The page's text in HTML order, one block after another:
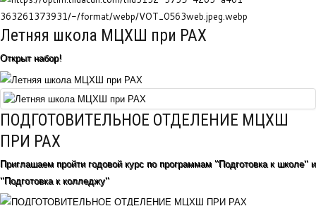
Школа
Детская Художественная школа
Поступающим
Подготовка
Образование
Доп. образование
Летняя школа МЦХШ при РАХ
Открыт набор!
ПОДГОТОВИТЕЛЬНОЕ ОТДЕЛЕНИЕ МЦХШ
ПРИ РАХ
Приглашаем пройти годовой курс по программам "Подготовка к школе" и
"Подготовка к колледжу"